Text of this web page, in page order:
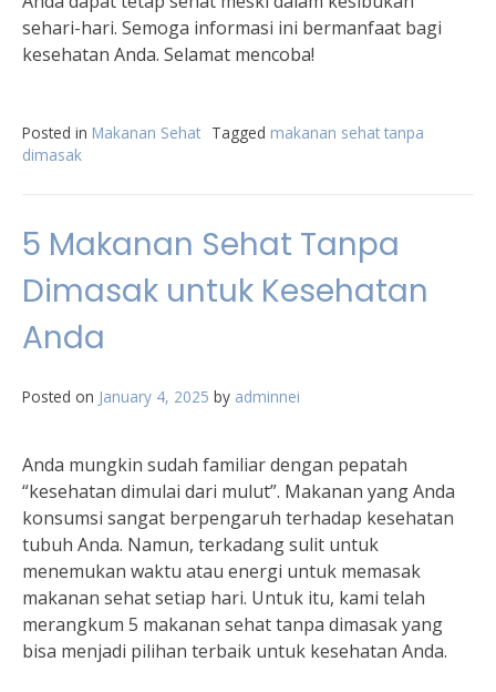
sehari-hari. Semoga informasi ini bermanfaat bagi
kesehatan Anda. Selamat mencoba!
Posted in Makanan Sehat Tagged makanan sehat tanpa
dimasak
5 Makanan Sehat Tanpa
Dimasak untuk Kesehatan
Anda
Posted on January 4, 2025 by adminnei
Anda mungkin sudah familiar dengan pepatah
“kesehatan dimulai dari mulut”. Makanan yang Anda
konsumsi sangat berpengaruh terhadap kesehatan
tubuh Anda. Namun, terkadang sulit untuk
menemukan waktu atau energi untuk memasak
makanan sehat setiap hari. Untuk itu, kami telah
merangkum 5 makanan sehat tanpa dimasak yang
bisa menjadi pilihan terbaik untuk kesehatan Anda.